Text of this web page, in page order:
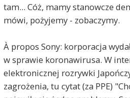
tam... Cóż, mamy stanowcze
mówi, pożyjemy - zobaczymy.
À propos Sony: korporacja
w sprawie koronawirusa. W
elektronicznej rozrywki
zagrożenia, tu cytat (za PPE)